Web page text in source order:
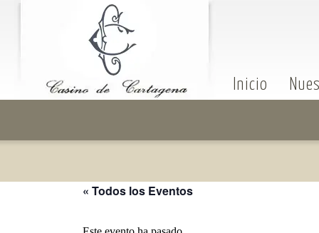
Inicio
« Todos los Eventos